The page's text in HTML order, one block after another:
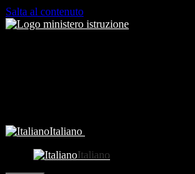
Salta al contenuto
Italiano
Italiano